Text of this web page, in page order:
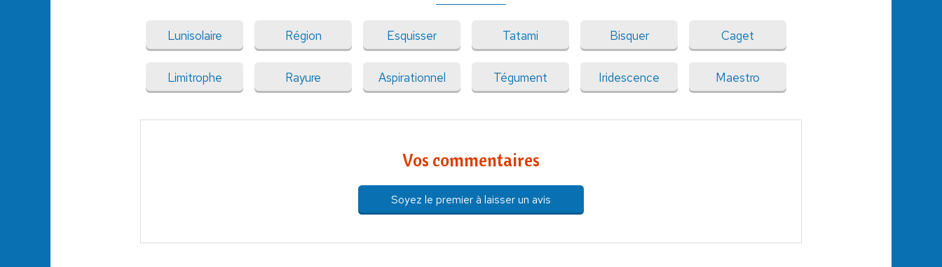
Lunisolaire Région Esquisser Tatami Bisquer Caget
Limitrophe Rayure Aspirationnel Tégument Iridescence Maestro
Vos commentaires
Soyez le premier à laisser un avis